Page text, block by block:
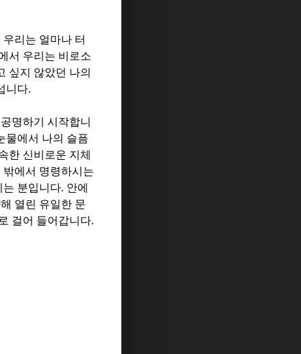
우리는 얼마나 터
서 우리는 비로소
싶지 않았던 나의
니다.
명하기 시작합니
물에서 나의 슬픔
한 신비로운 지체
밖에서 명령하시는
는 분입니다. 안에
열린 유일한 문
걸어 들어갑니다.